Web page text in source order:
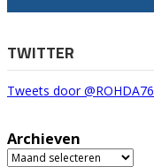
TWITTER
Tweets door @ROHDA76
Archieven
Archieven